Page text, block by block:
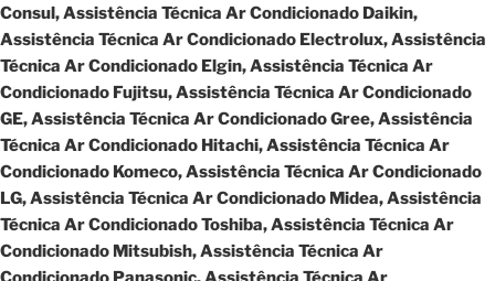
Consul, Assistência Técnica Ar Condicionado Daikin,
Assistência Técnica Ar Condicionado Electrolux, Assistência
Técnica Ar Condicionado Elgin, Assistência Técnica Ar
Condicionado Fujitsu, Assistência Técnica Ar Condicionado
GE, Assistência Técnica Ar Condicionado Gree, Assistência
Técnica Ar Condicionado Hitachi, Assistência Técnica Ar
Condicionado Komeco, Assistência Técnica Ar Condicionado
LG, Assistência Técnica Ar Condicionado Midea, Assistência
Técnica Ar Condicionado Toshiba, Assistência Técnica Ar
Condicionado Mitsubish, Assistência Técnica Ar